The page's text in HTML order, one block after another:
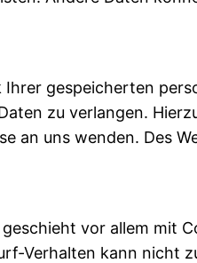
gespeicherten
zu verlangen.
an uns wenden. Des
vor allem mit
Verhalten kann nicht